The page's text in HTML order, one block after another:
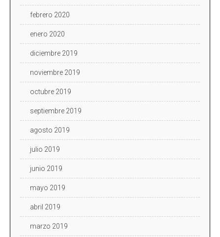
febrero 2020
enero 2020
diciembre 2019
noviembre 2019
octubre 2019
septiembre 2019
agosto 2019
julio 2019
junio 2019
mayo 2019
abril 2019
marzo 2019